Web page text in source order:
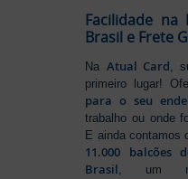
Facilidade na
Brasil e Frete
Na Atual Card,
primeiro lugar!
para o seu
trabalho ou onde
E ainda contamos
11.000
Brasil, um